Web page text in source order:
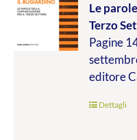
Le
Terzo
Pagine
editore
Dettagli